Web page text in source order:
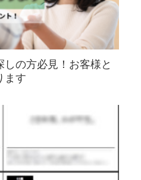
の方必見！お客様と
ます